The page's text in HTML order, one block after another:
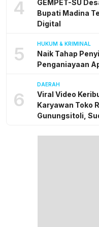
4
GEMPET-SU
Bupati Madina
Digital
5 HUKUM & KRIMINAL
Naik Tahap
Penganiayaan
6
DAERAH
Viral Video
Karyawan Toko
Gunungsitoli,